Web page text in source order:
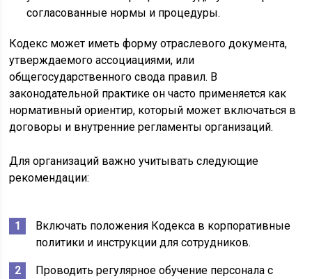
согласованные нормы и процедуры.
Кодекс может иметь форму отраслевого документа,
утверждаемого ассоциациями, или
общегосударственного свода правил. В
законодательной практике он часто применяется как
нормативный ориентир, который может включаться в
договоры и внутренние регламенты организаций.
Для организаций важно учитывать следующие
рекомендации:
Включать положения Кодекса в корпоративные
политики и инструкции для сотрудников.
Проводить регулярное обучение персонала с